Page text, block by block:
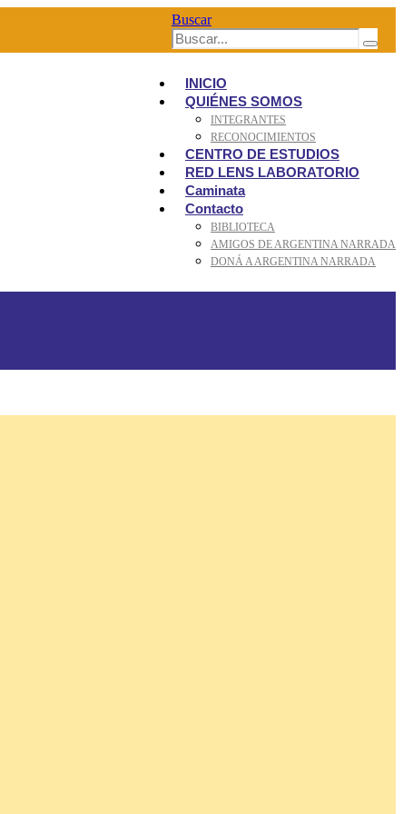
Buscar
INICIO
QUIÉNES SOMOS
INTEGRANTES
RECONOCIMIENTOS
CENTRO DE ESTUDIOS
RED LENS LABORATORIO
Caminata
Contacto
BIBLIOTECA
AMIGOS DE ARGENTINA NARRADA
DONÁ A ARGENTINA NARRADA